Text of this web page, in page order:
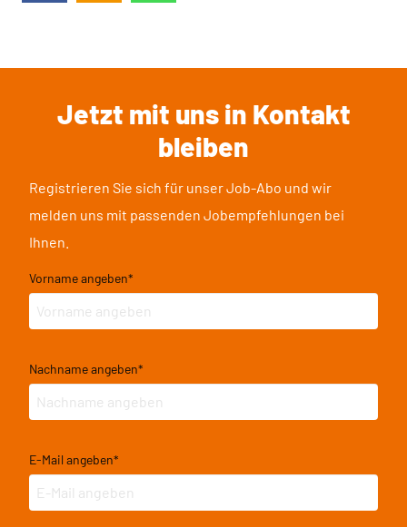
Jetzt mit uns in Kontakt
bleiben
Registrieren Sie sich für unser Job-Abo und wir
melden uns mit passenden Jobempfehlungen bei
Ihnen.
Vorname angeben*
Nachname angeben*
E-Mail angeben*